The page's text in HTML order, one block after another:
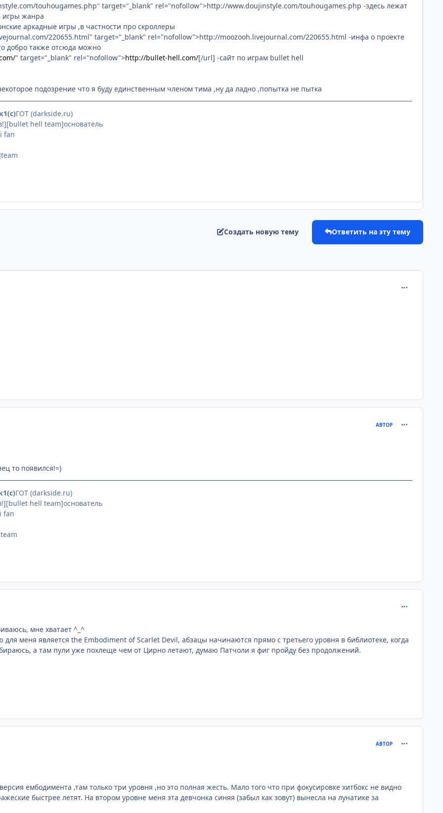
touhougames.php" target="_blank" rel="nofollow">http://www.doujinstyle.com/touhougames.php -здесь лежат
игры жанра
аркадные игры ,в частности про скроллеры
220655.html" target="_blank" rel="nofollow">http://moozooh.livejournal.com/220655.html -инфа о проекте
добро также отсюда можно
" target="_blank" rel="nofollow">http://bullet-hell.com/[/url] -сайт по играм bullet hell
подозрение что я буду единственным членом тима ,ну да ладно ,попытка не пытка
ГОТ (darkside.ru)
hell team]основатель
fan
Создать новую тему Ответить на эту тему
АВТОР
то появился!=)
ГОТ (darkside.ru)
hell team]основатель
fan
мне хватает ^_^
меня является the Embodiment of Scarlet Devil, абзацы начинаются прямо с третьего уровня в библиотеке, когда
а там пули уже похлеще чем от Цирно летают, думаю Патчоли я фиг пройду без продолжений.
АВТОР
ембодимента ,там только три уровня ,но это полная жесть. Мало того что при фокусировке хитбокс не видно
быстрее летят. На втором уровне меня эта девчонка синяя (забыл как зовут) вынесла на лунатике за